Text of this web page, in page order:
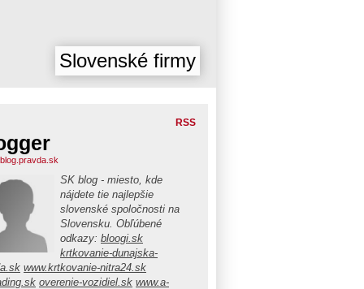
Slovenské firmy
RSS
SK blog - miesto, kde
nájdete tie najlepšie
slovenské spoločnosti na
Slovensku. Obľúbené
odkazy: bloogi.sk
krtkovanie-dunajska-
www.krtkovanie-nitra24.sk
overenie-vozidiel.sk www.a-